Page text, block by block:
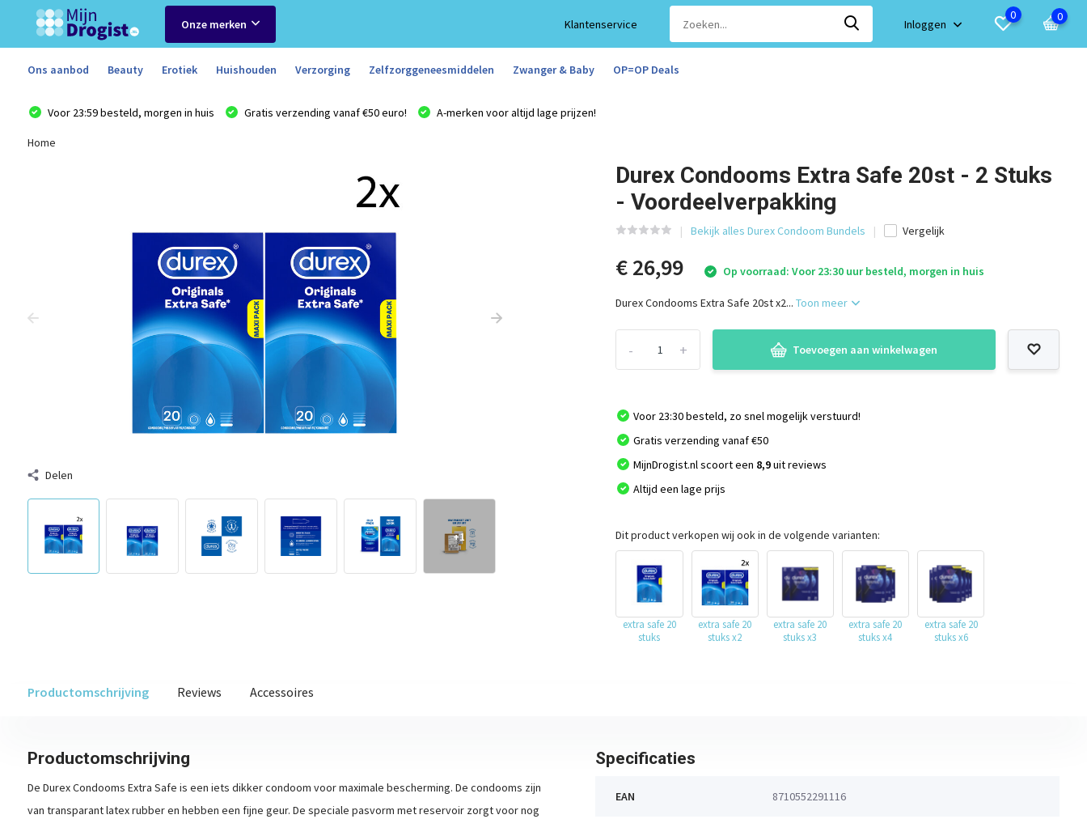
Onze merken Klantenservice Inloggen
0 0
Ons aanbod Beauty Erotiek Huishouden Verzorging Zelfzorggeneesmiddelen Zwanger & Baby OP=OP Deals
Voor 23:59 besteld, morgen in huis Gratis verzending vanaf €50 euro! A-merken voor altijd lage prijzen!
Home
Delen
+1
Durex Condooms Extra Safe 20st - 2 Stuks
- Voordeelverpakking
Bekijk alles Durex Condoom Bundels Vergelijk
€ 26,99 Op voorraad: Voor 23:30 uur besteld, morgen in huis
Durex Condooms Extra Safe 20st x2...Toon meer
+
- Toevoegen aan winkelwagen
Voor 23:30 besteld, zo snel mogelijk verstuurd!
Gratis verzending vanaf €50
MijnDrogist.nl scoort een 8,9uit reviews
Altijd een lage prijs
Dit product verkopen wij ook in de volgende varianten:
extra safe 20
stuks
extra safe 20
stuks x2
extra safe 20
stuks x3
extra safe 20
stuks x4
extra safe 20
stuks x6
Productomschrijving Reviews Accessoires
Productomschrijving
De Durex Condooms Extra Safe is een iets dikker condoom voor maximale bescherming. De condooms zijn
van transparant latex rubber en hebben een fijne geur. De speciale pasvorm met reservoir zorgt voor nog
Specificaties
EAN 8710552291116